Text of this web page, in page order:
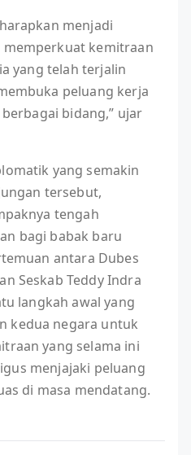
menjadi
kemitraan
yang telah terjalin
peluang kerja
bidang,” ujar
yang semakin
tersebut,
tengah
bagi babak baru
antara Dubes
Seskab Teddy Indra
langkah awal yang
kedua negara untuk
yang selama ini
menjajaki peluang
di masa mendatang.